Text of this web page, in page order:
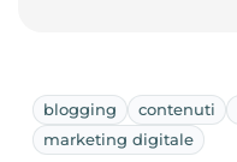
blogging contenuti
marketing digitale